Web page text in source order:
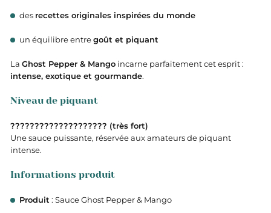
des recettes originales inspirées du monde
un équilibre entregoût et piquant
La Ghost Pepper & Mango incarne parfaitement cet esprit :
intense, exotique et gourmande.
Niveau de piquant
????️????️????️????️????️ (très fort)
Une sauce puissante, réservée aux amateurs de piquant
intense.
Informations produit
Produit : Sauce Ghost Pepper & Mango